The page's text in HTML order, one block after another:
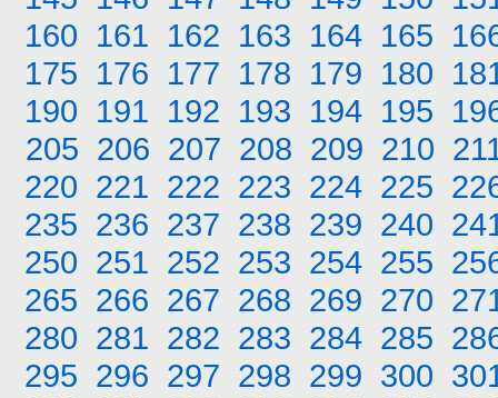
160 161 162 163 164 165
175 176 177 178 179 180
190 191 192 193 194 195
205 206 207 208 209 210
220 221 222 223 224 225
235 236 237 238 239 240
250 251 252 253 254 255
265 266 267 268 269 270
280 281 282 283 284 285
295 296 297 298 299 300